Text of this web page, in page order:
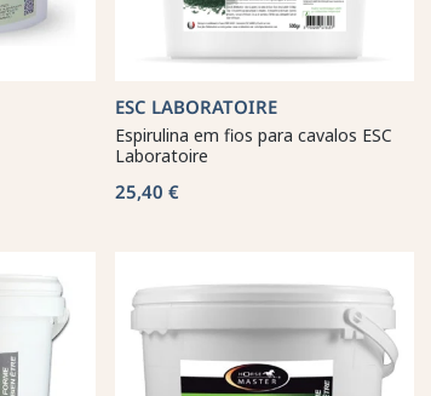
ESC LABORATOIRE
Espirulina em fios para cavalos ESC
Laboratoire
25,40 €